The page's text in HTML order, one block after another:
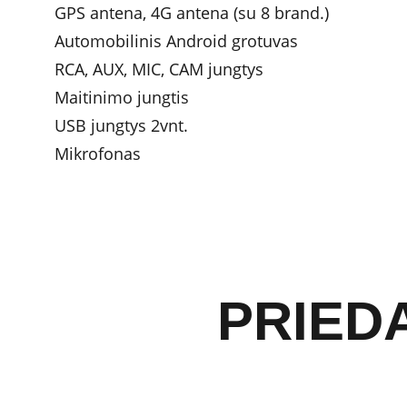
GPS antena, 4G antena (su 8 brand.)
Automobilinis Android grotuvas
RCA, AUX, MIC, CAM jungtys
Maitinimo jungtis
USB jungtys 2vnt.
Mikrofonas